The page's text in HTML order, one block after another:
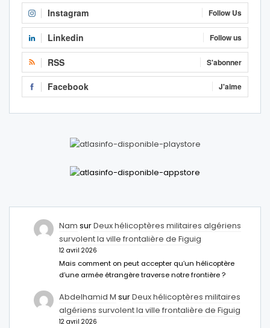
Instagram Follow Us
Linkedin Follow us
RSS S'abonner
Facebook J'aime
Nam surDeux hélicoptères militaires algériens
survolent la ville frontalière de Figuig
12 avril 2026
Mais comment on peut accepter qu’un hélicoptère
d’une armée étrangère traverse notre frontière ?
Abdelhamid M surDeux hélicoptères militaires
algériens survolent la ville frontalière de Figuig
12 avril 2026